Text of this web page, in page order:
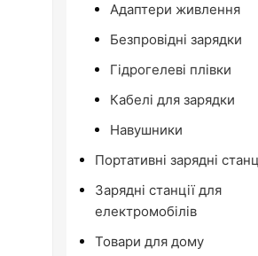
Адаптери живлення
Безпровідні зарядки
Гідрогелеві плівки
Кабелі для зарядки
Навушники
Портативні зарядні
Зарядні станції для
електромобілів
Товари для дому